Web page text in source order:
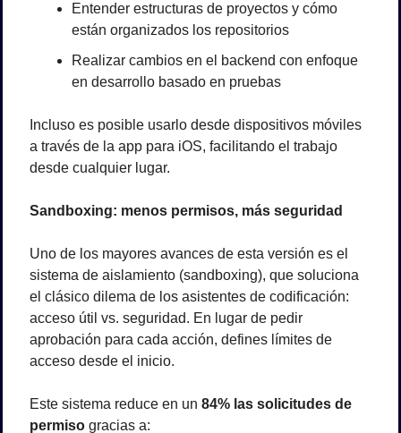
Entender estructuras de proyectos y cómo
están organizados los repositorios
Realizar cambios en el backend con enfoque
en desarrollo basado en pruebas
Incluso es posible usarlo desde dispositivos móviles
a través de la app para iOS, facilitando el trabajo
desde cualquier lugar.
Sandboxing: menos permisos, más seguridad
Uno de los mayores avances de esta versión es el
sistema de aislamiento (sandboxing), que soluciona
el clásico dilema de los asistentes de codificación:
acceso útil vs. seguridad. En lugar de pedir
aprobación para cada acción, defines límites de
acceso desde el inicio.
Este sistema reduce en un 84% las solicitudes de
permiso gracias a: